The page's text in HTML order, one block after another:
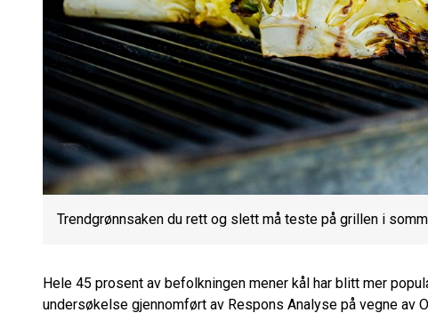
Trendgrønnsaken du rett og slett må teste på grillen i
Hele 45 prosent av befolkningen mener kål har blitt mer
undersøkelse gjennomført av Respons Analyse på vegne av